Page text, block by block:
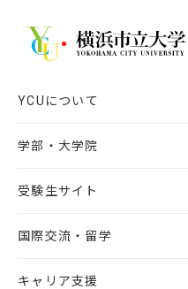
YCUについて
学部・大学院
受験生サイト
国際交流・留学
キャリア支援